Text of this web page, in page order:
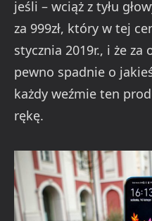
jeśli – wciąż z tyłu
za 999zł, który w tej
stycznia 2019r., i że za
pewno spadnie o
każdy weźmie ten
rękę.